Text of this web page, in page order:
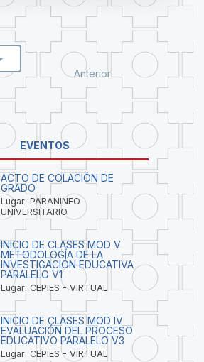
Anterior
EVENTOS
ACTO DE COLACIÓN DE
GRADO
Lugar: PARANINFO
UNIVERSITARIO
INICIO DE CLASES MOD V
METODOLOGÍA DE LA
INVESTIGACIÓN EDUCATIVA
PARALELO V1
Lugar: CEPIES - VIRTUAL
INICIO DE CLASES MOD IV
EVALUACIÓN DEL PROCESO
EDUCATIVO PARALELO V3
Lugar: CEPIES - VIRTUAL